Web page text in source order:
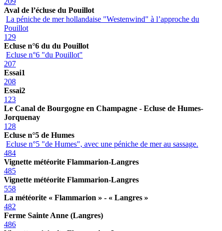
Aval de l’écluse du Pouillot
La péniche de mer hollandaise "Westenwind" à l’approche du
Pouillot
129
Ecluse n°6 du du Pouillot
Ecluse n°6 "du Pouillot"
207
Essai1
208
Essai2
123
Le Canal de Bourgogne en Champagne - Ecluse de Humes-
Jorquenay
128
Ecluse n°5 de Humes
Ecluse n°5 "de Humes", avec une péniche de mer au sassage.
484
Vignette météorite Flammarion-Langres
485
Vignette météorite Flammarion-Langres
558
La météorite « Flammarion » - « Langres »
482
Ferme Sainte Anne (Langres)
486